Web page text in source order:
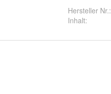
Hersteller Nr.:
Inhalt: